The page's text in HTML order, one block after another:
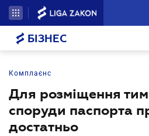
БІЗНЕС
Комплаєнс
Для розміщення
споруди паспорта
достатньо